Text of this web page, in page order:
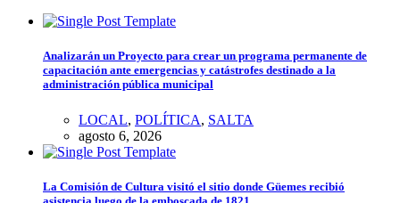
Analizarán un Proyecto para crear un programa permanente de
capacitación ante emergencias y catástrofes destinado a la
administración pública municipal
LOCAL, POLÍTICA, SALTA
agosto 6, 2026
La Comisión de Cultura visitó el sitio donde Güemes recibió